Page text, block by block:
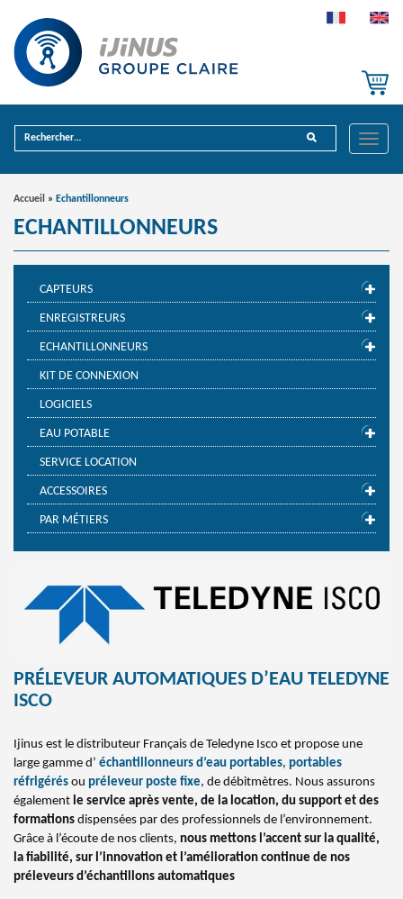
Toggle
Accueil » Echantillonneurs
ECHANTILLONNEURS
CAPTEURS
ENREGISTREURS
ECHANTILLONNEURS
KIT DE CONNEXION
LOGICIELS
EAU POTABLE
SERVICE LOCATION
ACCESSOIRES
PAR MÉTIERS
PRÉLEVEUR AUTOMATIQUES D’EAU TELEDYNE
ISCO
Ijinus est le distributeur Français de Teledyne Isco et propose une
large gamme d’ échantillonneurs d’eau portables, portables
réfrigérés ou préleveur poste fixe, de débitmètres. Nous assurons
également le service après vente, de la location, du support et des
formations dispensées par des professionnels de l’environnement.
Grâce à l’écoute de nos clients, nous mettons l’accent sur la qualité,
la fiabilité, sur l’innovation et l’amélioration continue de nos
préleveurs d’échantillons automatiques